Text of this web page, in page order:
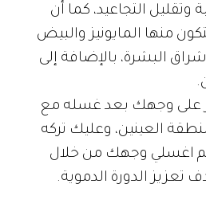
وتقليل التجاعيد، كما أن
منها المايونيز والبيض
البشرة، بالإضافة إلى
على وجهك بعد غسله مع
العينين، وعليك تركه
20 دقيقة، ثم اغسلي وجهك من خلال
تعزيز الدورة الدموية.